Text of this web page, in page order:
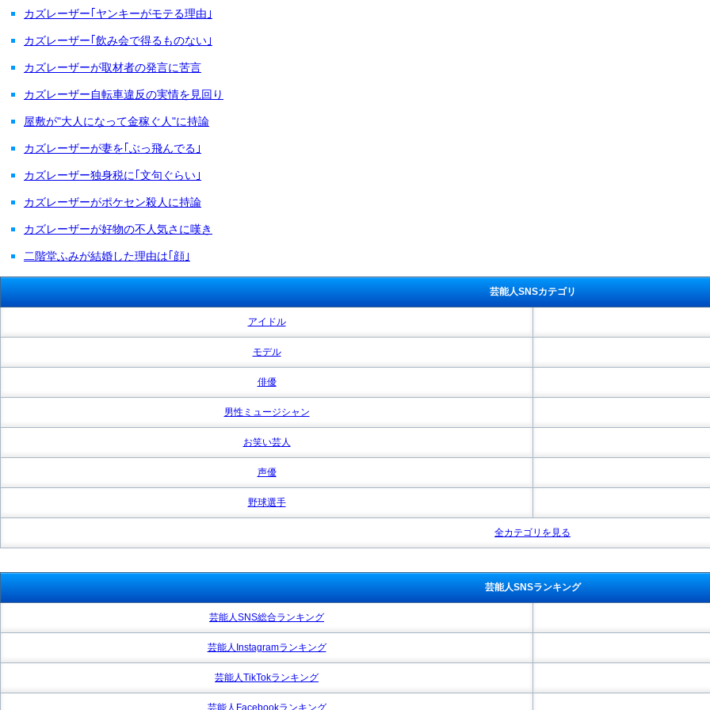
カズレーザー｢ヤンキーがモテる理由｣
カズレーザー｢飲み会で得るものない｣
カズレーザーが取材者の発言に苦言
カズレーザー自転車違反の実情を見回り
屋敷が"大人になって金稼ぐ人"に持論
カズレーザーが妻を｢ぶっ飛んでる｣
カズレーザー独身税に｢文句ぐらい｣
カズレーザーがポケセン殺人に持論
カズレーザーが好物の不人気さに嘆き
二階堂ふみが結婚した理由は｢顔｣
芸能人SNSカテゴリ
アイドル
モデル
俳優
男性ミュージシャン
お笑い芸人
声優
野球選手
全カテゴリを見る
芸能人SNSランキング
芸能人SNS総合ランキング
芸能人Instagramランキング
芸能人TikTokランキング
芸能人Facebookランキング